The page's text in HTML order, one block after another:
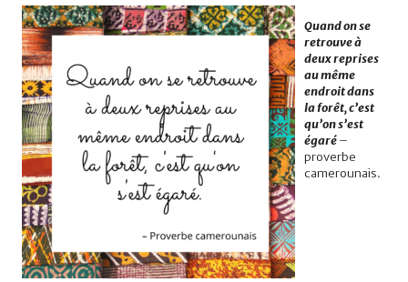
Quand on se
retrouve à
deux reprises
au même
endroit dans
la forêt, c’est
qu’on s’est
égaré–
proverbe
camerounais.